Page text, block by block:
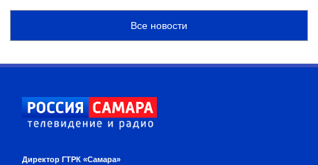
Все новости
Директор ГТРК «Самара»